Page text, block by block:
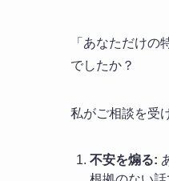
「あなただけ
でしたか？
私がご相談を受
不安を煽る: